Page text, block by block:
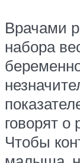
Врачами
набора
говорят о
Чтобы